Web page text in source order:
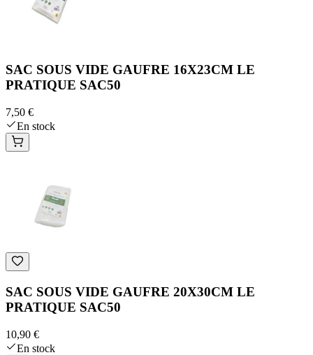
SAC SOUS VIDE GAUFRE 16X23CM LE
PRATIQUE SAC50
7,50 €
En stock
SAC SOUS VIDE GAUFRE 20X30CM LE
PRATIQUE SAC50
10,90 €
En stock